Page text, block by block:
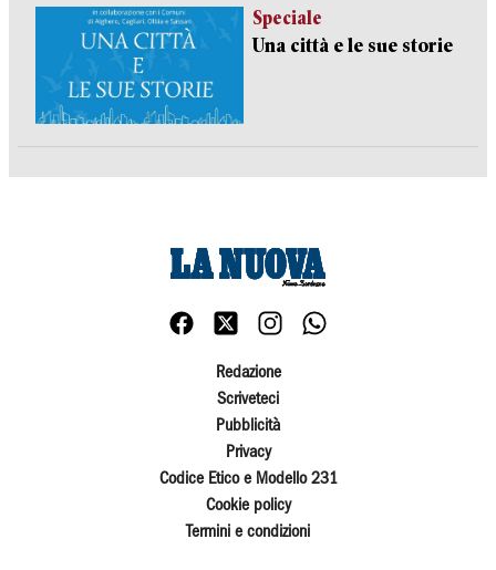
Speciale
Una città e le sue storie
Redazione
Scriveteci
Pubblicità
Privacy
Codice Etico e Modello 231
Cookie policy
Termini e condizioni